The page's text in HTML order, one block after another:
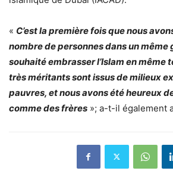
« C’est la première fois que nous
nombre de personnes dans un même
souhaité embrasser l’Islam en même
très méritants sont issus de milieux
pauvres, et nous avons été heureux
comme des frères »; a-t-il également